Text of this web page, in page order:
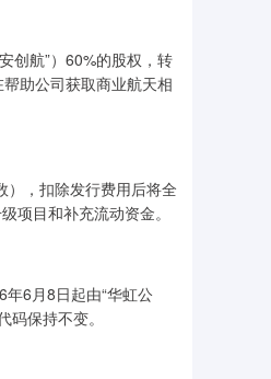
创航”）60%的股权，转
助公司获取商业航天相
，扣除发行费用后将全
项目和补充流动资金。
6月8日起由“华虹公
码保持不变。